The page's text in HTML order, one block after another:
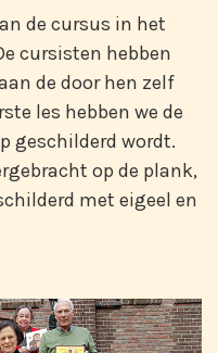
de cursus in het
cursisten hebben
de door hen zelf
les hebben we de
geschilderd wordt.
op de plank,
met eigeel en